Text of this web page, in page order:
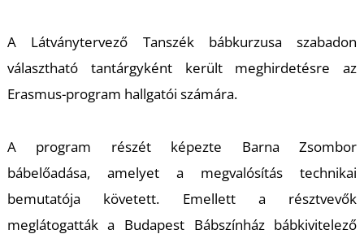
A Látványtervező Tanszék bábkurzusa szabadon
választható tantárgyként került meghirdetésre az
Erasmus-program hallgatói számára.
A program részét képezte Barna Zsombor
bábelőadása, amelyet a megvalósítás technikai
bemutatója követett. Emellett a résztvevők
meglátogatták a Budapest Bábszínház bábkivitelező